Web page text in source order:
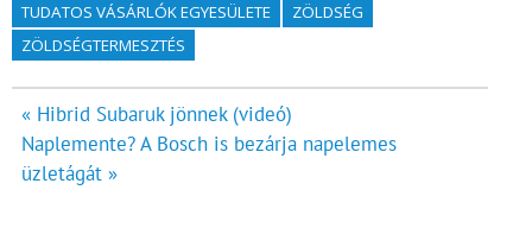
TUDATOS VÁSÁRLÓK EGYESÜLETE
ZÖLDSÉG
ZÖLDSÉGTERMESZTÉS
Bejegyzés
navigáció
« Hibrid Subaruk jönnek (videó)
Naplemente? A Bosch is bezárja napelemes
üzletágát »